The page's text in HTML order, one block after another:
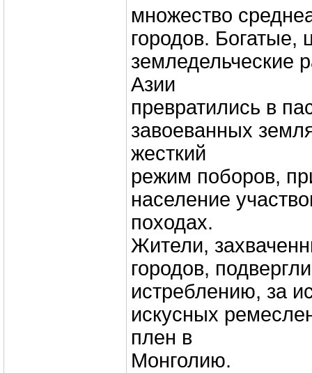
множество
городов. Богатые,
земледельческие
Азии
превратились в
завоеванных
жесткий
режим поборов,
население
походах.
Жители,
городов,
истреблению, за
искусных
плен в
Монголию.